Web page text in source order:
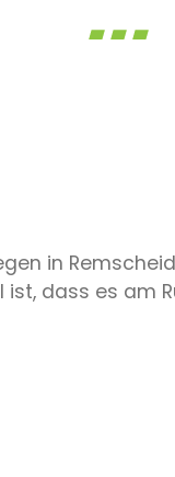
in
dass es am